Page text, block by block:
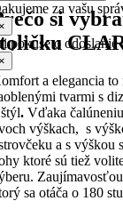
za vašu
pokuse o odoslanie
si
a elegancia
tvarmi s
. Vďaka
výškach, s
a s výškou
ktoré sú tiež
sa otáča o 180